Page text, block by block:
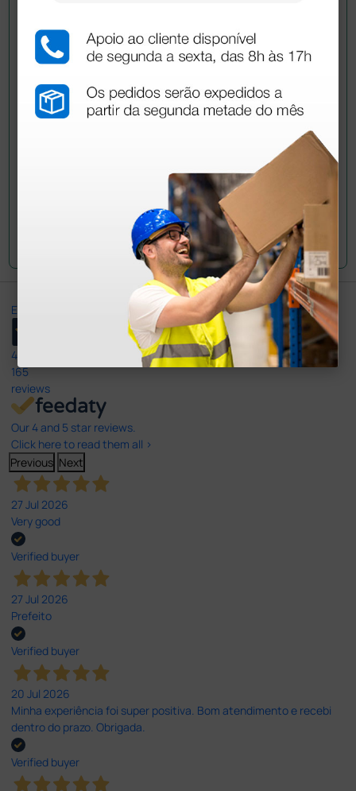
Pergunte a um colega
Ainda tem dúvidas?Necessita de mais
esclarecimentos? Envie agora a sua questão aos
colegas que já adquiriram este produto.
Envie a sua questão
Excellent
4,8
165
reviews
Our 4 and 5 star reviews.
Click here to read them all >
Previous Next
27 Jul 2026
Very good
Verified buyer
27 Jul 2026
Prefeito
Verified buyer
20 Jul 2026
Minha experiência foi super positiva. Bom atendimento e recebi
dentro do prazo. Obrigada.
Verified buyer